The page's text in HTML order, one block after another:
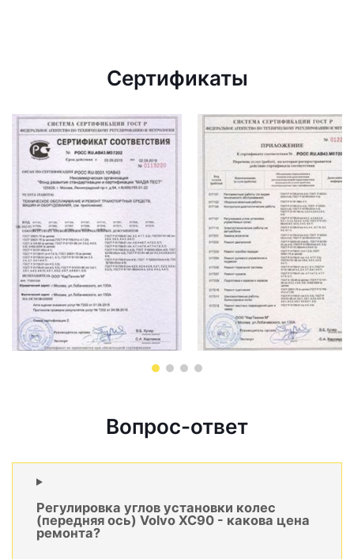
Сертификаты
Вопрос-ответ
Регулировка углов установки колес
(передняя ось) Volvo XC90 - какова цена
ремонта?